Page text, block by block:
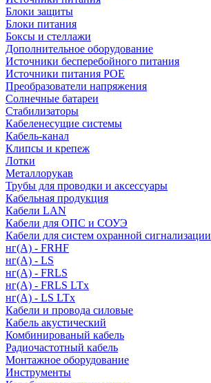
Блоки защиты
Блоки питания
Боксы и стеллажи
Дополнительное оборудование
Источники бесперебойного питания
Источники питания POE
Преобразователи напряжения
Солнечные батареи
Стабилизаторы
Кабеленесущие системы
Кабель-канал
Клипсы и крепеж
Лотки
Металлорукав
Трубы для проводки и аксессуары
Кабельная продукция
Кабели LAN
Кабели для ОПС и СОУЭ
Кабели для систем охранной сигнализации
нг(A) - FRHF
нг(A) - LS
нг(А) - FRLS
нг(А) - FRLS LTx
нг(А) - LS LTx
Кабели и провода силовые
Кабель акустический
Комбинированый кабель
Радиочастотный кабель
Монтажное оборудование
Инструменты